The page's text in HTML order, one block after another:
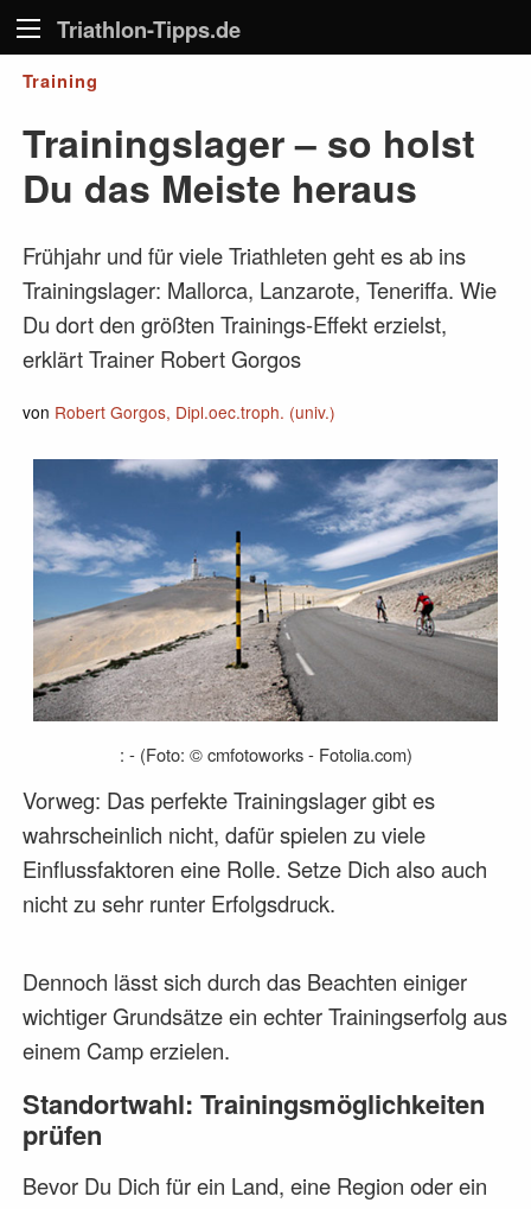
Triathlon-Tipps.de
Training
Trainingslager – so holst
Du das Meiste heraus
Frühjahr und für viele Triathleten geht es ab ins
Trainingslager: Mallorca, Lanzarote, Teneriffa. Wie
Du dort den größten Trainings-Effekt erzielst,
erklärt Trainer Robert Gorgos
von Robert Gorgos, Dipl.oec.troph. (univ.)
: - (Foto: © cmfotoworks - Fotolia.com)
Vorweg: Das perfekte Trainingslager gibt es
wahrscheinlich nicht, dafür spielen zu viele
Einflussfaktoren eine Rolle. Setze Dich also auch
nicht zu sehr runter Erfolgsdruck.
Dennoch lässt sich durch das Beachten einiger
wichtiger Grundsätze ein echter Trainingserfolg aus
einem Camp erzielen.
Standortwahl: Trainingsmöglichkeiten
prüfen
Bevor Du Dich für ein Land, eine Region oder ein